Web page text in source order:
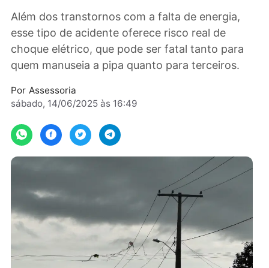
Além dos transtornos com a falta de energia,
esse tipo de acidente oferece risco real de
choque elétrico, que pode ser fatal tanto
quem manuseia a pipa quanto para terceiros.
sábado, 14/06/2025 às 16:49